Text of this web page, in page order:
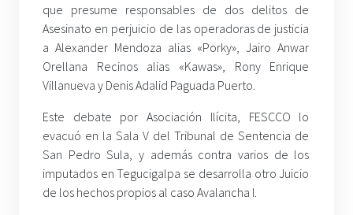
que presume responsables de dos delitos de
Asesinato en perjuicio de las operadoras de justicia
a Alexander Mendoza alias «Porky», Jairo Anwar
Orellana Recinos alias «Kawas», Rony Enrique
Villanueva y Denis Adalid Paguada Puerto.
Este debate por Asociación Ilícita, FESCCO lo
evacuó en la Sala V del Tribunal de Sentencia de
San Pedro Sula, y además contra varios de los
imputados en Tegucigalpa se desarrolla otro Juicio
de los hechos propios al caso Avalancha I.